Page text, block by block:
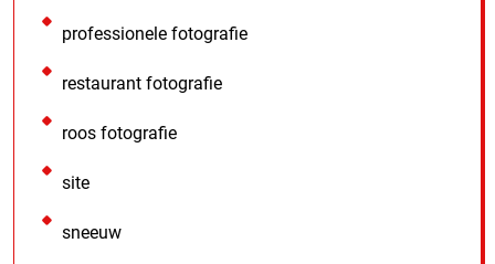
professionele fotografie
restaurant fotografie
roos fotografie
site
sneeuw